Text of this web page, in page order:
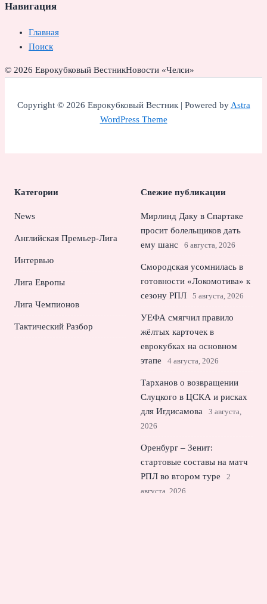
Навигация
Главная
Поиск
© 2026 Еврокубковый ВестникНовости «Челси»
Copyright © 2026 Еврокубковый Вестник | Powered byAstra
WordPress Theme
Категории
News
Английская Премьер-Лига
Интервью
Лига Европы
Лига Чемпионов
Тактический Разбор
Свежие публикации
Мирлинд Даку в Спартаке
просит болельщиков дать
ему шанс
6 августа, 2026
Смородская усомнилась в
готовности «Локомотива» к
сезону РПЛ
5 августа, 2026
УЕФА смягчил правило
жёлтых карточек в
еврокубках на основном
этапе
4 августа, 2026
Тарханов о возвращении
Слуцкого в ЦСКА и рисках
для Игдисамова
3 августа,
2026
Оренбург – Зенит:
стартовые составы на матч
РПЛ во втором туре
2
августа, 2026